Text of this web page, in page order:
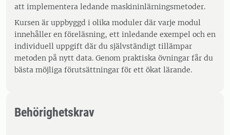
att implementera ledande maskininlärningsmetoder.
Kursen är uppbyggd i olika moduler där varje modul
innehåller en föreläsning, ett inledande exempel och en
individuell uppgift där du självständigt tillämpar
metoden på nytt data. Genom praktiska övningar får du
bästa möjliga förutsättningar för ett ökat lärande.
Behörighetskrav